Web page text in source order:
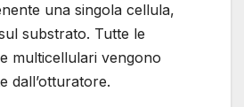
una singola cellula,
substrato. Tutte le
multicellulari vengono
dall’otturatore.